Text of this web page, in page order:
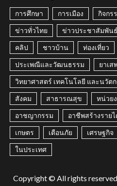
การศึกษา การเมือง กิจกร
ข่าวทั่วไทย ข่าวประชาสัมพันธ์
คลิป ชาวบ้าน ท่องเที่ยว
ประเพณีและวัฒนธรรม ยาเส
วิทยาศาสตร์ เทคโนโลยี และนวัต
สังคม สาธารณสุข หน่วย
อาชญากรรม อาชีพสร้างราย
เกษตร เตือนภัย เศรษฐกิจ
ในประเทศ
Copyright © All rights